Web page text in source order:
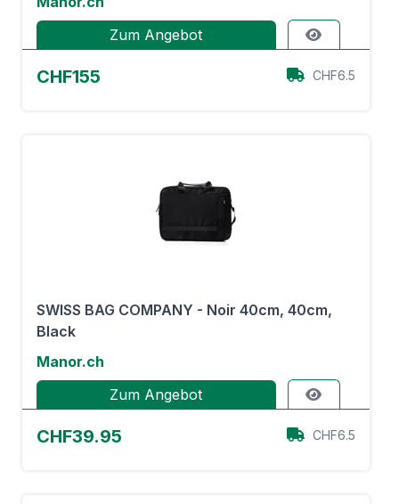
Zum Angebot
CHF155 CHF6.5
SWISS BAG COMPANY - Noir 40cm, 40cm,
Black
Manor.ch
Zum Angebot
CHF39.95 CHF6.5